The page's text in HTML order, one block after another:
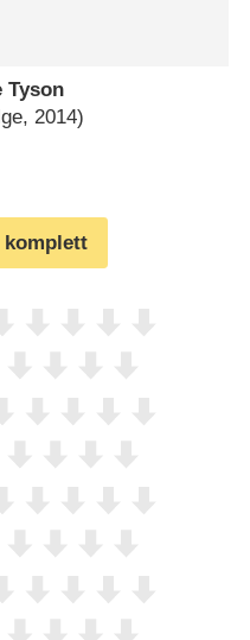
Tyson
2014)
komplett